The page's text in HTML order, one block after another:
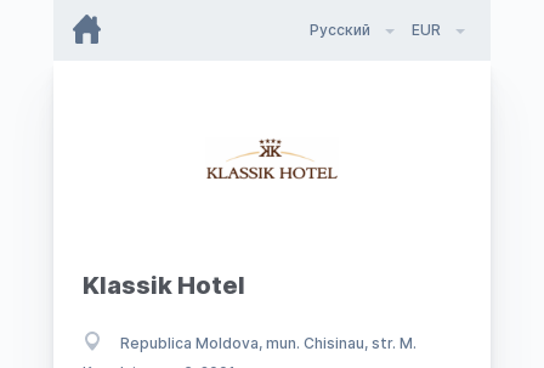
Русский EUR
Klassik Hotel
Republica Moldova, mun. Chisinau, str. M.